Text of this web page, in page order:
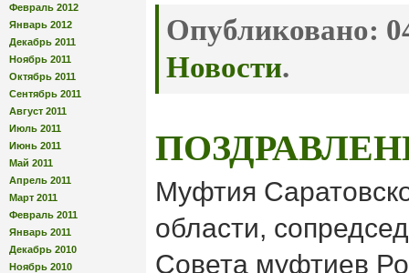
Февраль 2012
Январь 2012
Декабрь 2011
Ноябрь 2011
Октябрь 2011
Сентябрь 2011
Август 2011
Июль 2011
Июнь 2011
Май 2011
Апрель 2011
Март 2011
Февраль 2011
Январь 2011
Декабрь 2010
Ноябрь 2010
Опубликовано:
Новости.
Муфтия
области,
Совета муфтиев